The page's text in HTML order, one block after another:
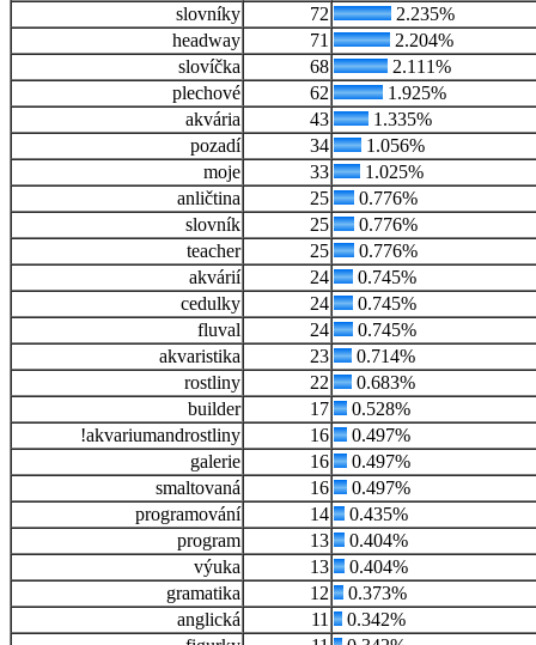
slovníky
72
2.235%
headway
71
2.204%
slovíčka
68
2.111%
plechové
62
1.925%
akvária
43
1.335%
pozadí
34
1.056%
moje
33
1.025%
anličtina
25
0.776%
slovník
25
0.776%
teacher
25
0.776%
akvárií
24
0.745%
cedulky
24
0.745%
fluval
24
0.745%
akvaristika
23
0.714%
rostliny
22
0.683%
builder
17
0.528%
!akvariumandrostliny
16
0.497%
galerie
16
0.497%
smaltovaná
16
0.497%
programování
14
0.435%
program
13
0.404%
výuka
13
0.404%
gramatika
12
0.373%
anglická
11
0.342%